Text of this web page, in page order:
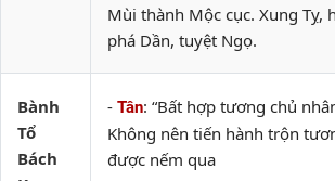
Mùi thành Mộc cục. Xung Tỵ,
phá Dần, tuyệt Ngọ.
Bành
Tổ
Bách
- Tân: “Bất hợp tương chủ
Không nên tiến hành trộn
được nếm qua